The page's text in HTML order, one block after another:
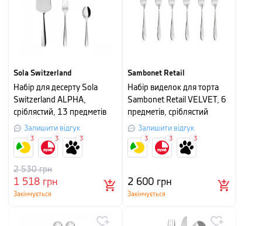
Sola Switzerland
Набір для десерту Sola
Switzerland ALPHA,
сріблястий, 13 предметів
Залишити відгук
1 518 грн
2 530грн
Закінчується
3 3 3
Sambonet Retail
Набір виделок для торта
Sambonet Retail VELVET, 6
предметів, сріблястий
Залишити відгук
2 600 грн
Закінчується
3 3 3